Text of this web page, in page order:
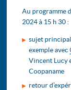
Au programme
2024 à 15 h 30 :
sujet
exemple avec
Vincent Lucy
Coopaname
retour